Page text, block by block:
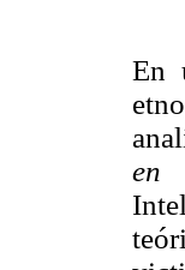
En
en